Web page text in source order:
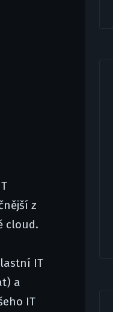
z
cloud.
IT
a
IT